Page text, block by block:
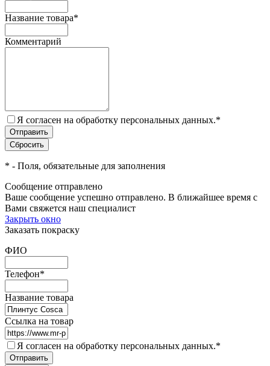
Название товара*
Комментарий
Я согласен на обработку персональных данных.*
* - Поля, обязательные для заполнения
Сообщение отправлено
Ваше сообщение успешно отправлено. В ближайшее время с
Вами свяжется наш специалист
Закрыть окно
Заказать покраску
ФИО
Телефон*
Название товара
Ссылка на товар
Я согласен на обработку персональных данных.*